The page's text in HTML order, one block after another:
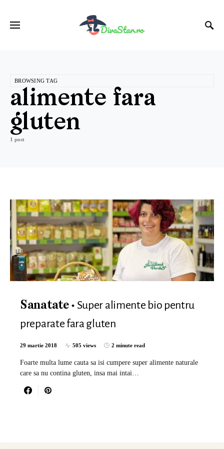
BROWSING TAG
alimente fara
gluten
1 post
Sanatate
Super alimente bio pentru
preparate fara gluten
29 martie 2018 505 views 2 minute read
Foarte multa lume cauta sa isi cumpere super alimente naturale
care sa nu contina gluten, insa mai intai…